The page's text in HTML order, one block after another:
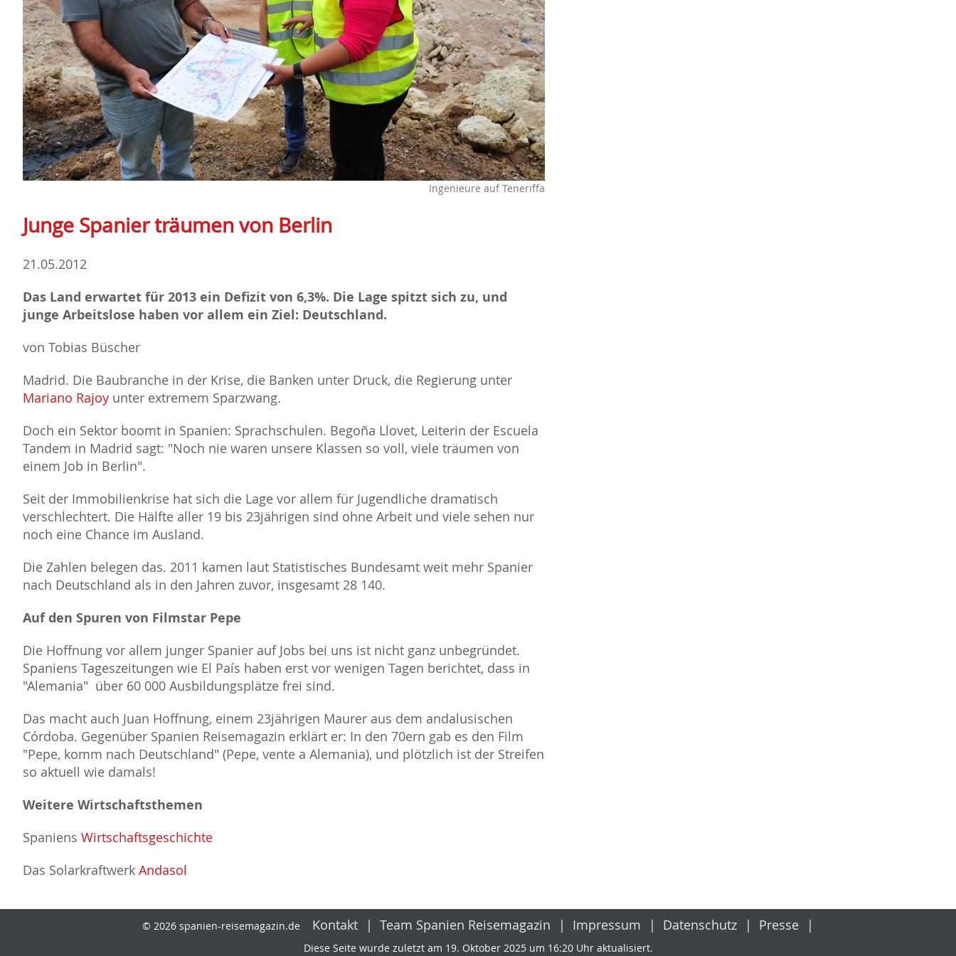
Ingenieure auf Teneriffa
Junge Spanier träumen von Berlin
21.05.2012
Das Land erwartet für 2013 ein Defizit von 6,3%. Die Lage spitzt sich zu, und
junge Arbeitslose haben vor allem ein Ziel: Deutschland.
von Tobias Büscher
Madrid. Die Baubranche in der Krise, die Banken unter Druck, die Regierung unter
Mariano Rajoy unter extremem Sparzwang.
Doch ein Sektor boomt in Spanien: Sprachschulen. Begoña Llovet, Leiterin der Escuela
Tandem in Madrid sagt: "Noch nie waren unsere Klassen so voll, viele träumen von
einem Job in Berlin".
Seit der Immobilienkrise hat sich die Lage vor allem für Jugendliche dramatisch
verschlechtert. Die Hälfte aller 19 bis 23jährigen sind ohne Arbeit und viele sehen nur
noch eine Chance im Ausland.
Die Zahlen belegen das. 2011 kamen laut Statistisches Bundesamt weit mehr Spanier
nach Deutschland als in den Jahren zuvor, insgesamt 28 140.
Auf den Spuren von Filmstar Pepe
Die Hoffnung vor allem junger Spanier auf Jobs bei uns ist nicht ganz unbegründet.
Spaniens Tageszeitungen wie El País haben erst vor wenigen Tagen berichtet, dass in
"Alemania" über 60 000 Ausbildungsplätze frei sind.
Das macht auch Juan Hoffnung, einem 23jährigen Maurer aus dem andalusischen
Córdoba. Gegenüber Spanien Reisemagazin erklärt er: In den 70ern gab es den Film
"Pepe, komm nach Deutschland" (Pepe, vente a Alemania), und plötzlich ist der Streifen
so aktuell wie damals!
Weitere Wirtschaftsthemen
Spaniens Wirtschaftsgeschichte
Das Solarkraftwerk Andasol
© 2026 spanien-reisemagazin.de Kontakt Team Spanien Reisemagazin Impressum Datenschutz Presse
Diese Seite wurde zuletzt am 19. Oktober 2025 um 16:20 Uhr aktualisiert.